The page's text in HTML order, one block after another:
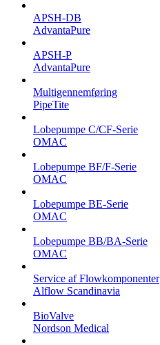
APSH-DB
AdvantaPure
APSH-P
AdvantaPure
Multigennemføring
PipeTite
Lobepumpe C/CF-Serie
OMAC
Lobepumpe BF/F-Serie
OMAC
Lobepumpe BE-Serie
OMAC
Lobepumpe BB/BA-Serie
OMAC
Service af Flowkomponenter
Alflow Scandinavia
BioValve
Nordson Medical